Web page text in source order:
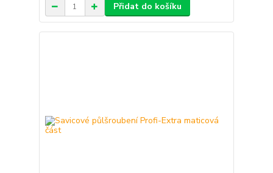
Přidat do košíku